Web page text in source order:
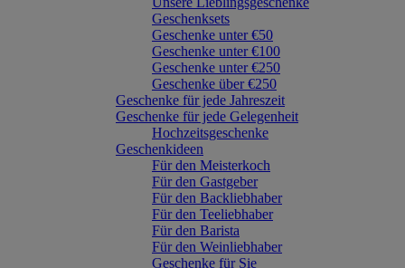
Geschenksets
Geschenke unter €50
Geschenke unter €100
Geschenke unter €250
Geschenke über €250
Geschenke für jede Jahreszeit
Geschenke für jede Gelegenheit
Hochzeitsgeschenke
Geschenkideen
Für den Meisterkoch
Für den Gastgeber
Für den Backliebhaber
Für den Teeliebhaber
Für den Barista
Für den Weinliebhaber
Geschenke für Sie